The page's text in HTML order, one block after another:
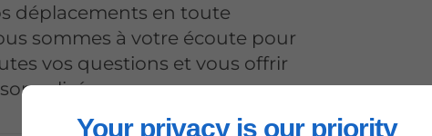
Your privacy is our priority
déplacements en toute
sommes à votre écoute pour
vos questions et vous offrir